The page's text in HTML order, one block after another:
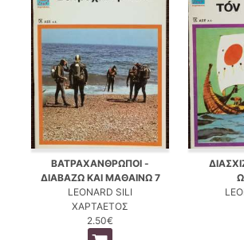
ΒΑΤΡΑΧΑΝΘΡΩΠΟΙ -
ΔΙΑΒΑΖΩ ΚΑΙ ΜΑΘΑΙΝΩ 7
LEONARD SILI
ΧΑΡΤΑΕΤΟΣ
2.50€